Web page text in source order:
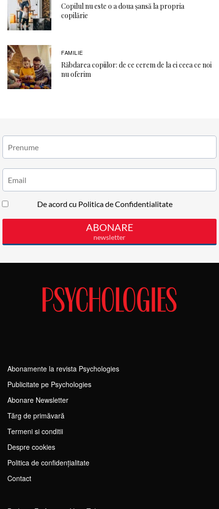
Copilul nu este o a doua șansă la propria
copilărie
FAMILIE
Răbdarea copiilor: de ce cerem de la ei ceea ce noi
nu oferim
Abonamente la revista Psychologies
Publicitate pe Psychologies
Abonare Newsletter
Tărg de primăvară
Termeni si conditii
Despre cookies
Politica de confidențialitate
Contact